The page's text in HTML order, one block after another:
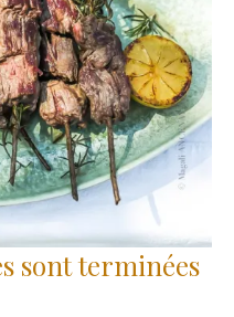
sont terminées